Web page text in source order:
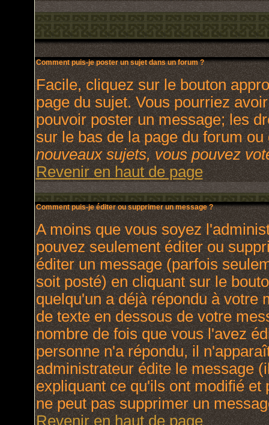
Comment puis-je poster un sujet dans un forum ?
Facile, cliquez sur le bouton
page du sujet. Vous pourriez
pouvoir poster un message; les
sur le bas de la page du forum
nouveaux sujets, vous pouvez
Revenir en haut de page
Comment puis-je éditer ou supprimer un message ?
A moins que vous soyez
pouvez seulement éditer ou
éditer un message (parfois
soit posté) en cliquant sur le
quelqu'un a déjà répondu à votre
de texte en dessous de votre
nombre de fois que vous l'avez
personne n'a répondu, il
administrateur édite le message
expliquant ce qu'ils ont modifié
ne peut pas supprimer un
Revenir en haut de page